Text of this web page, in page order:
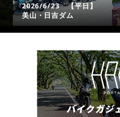
2026/6/23 【平日】
美山・日吉ダム